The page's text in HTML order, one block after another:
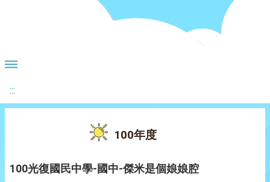
:::
100年度
100光復國民中學-國中-傑米是個娘娘腔